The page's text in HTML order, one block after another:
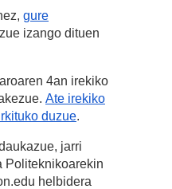
gure
izango dituen
4an irekiko
Ate irekiko
duzue.
jarri
Politeknikoarekin
helbidera